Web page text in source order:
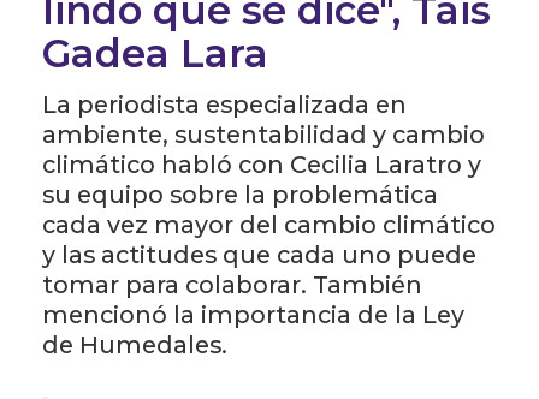
lindo que se dice", Tais
Gadea Lara
La periodista especializada en
ambiente, sustentabilidad y cambio
climático habló con Cecilia Laratro y
su equipo sobre la problemática
cada vez mayor del cambio climático
y las actitudes que cada uno puede
tomar para colaborar. También
mencionó la importancia de la Ley
de Humedales.